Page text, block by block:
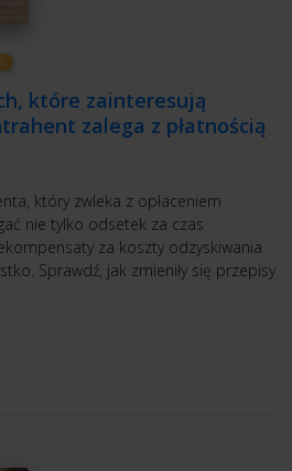
które zainteresują
zalega z płatnością
który zwleka z opłaceniem
nie tylko odsetek za czas
za koszty odzyskiwania
Sprawdź, jak zmieniły się przepisy